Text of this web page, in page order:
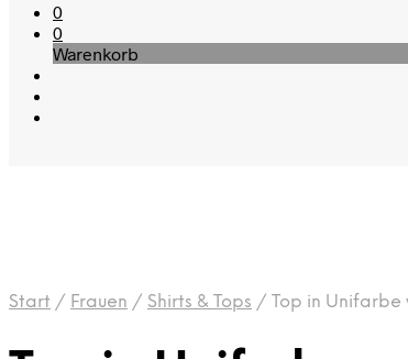
0
0
Warenkorb
Start / Frauen / Shirts & Tops / Top in Unifarbe